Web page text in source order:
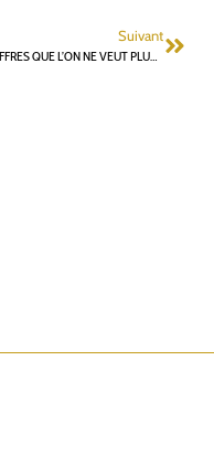
Suivant
12 CHIFFRES QUE L’ON NE VEUT PLUS VOIR À FONTENAY : LE VRAI BILAN DE 12 ANS DE GESTION MUNICIPALE PAR LAURENT VASTEL